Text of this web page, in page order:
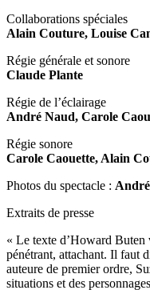
Collaborations spéciales
Alain Couture, Louise
Régie générale et sonore
Claude Plante
Régie de l’éclairage
André Naud, Carole
Régie sonore
Carole Caouette, Alain
Photos du spectacle :
Extraits de presse
« Le texte d’Howard Buten
pénétrant, attachant. Il faut
auteure de premier ordre,
situations et des